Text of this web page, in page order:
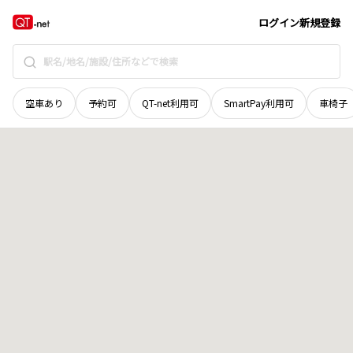
ログイン新規登録
空車あり 予約可 QT-net利用可 SmartPay利用可 車椅子
北海道